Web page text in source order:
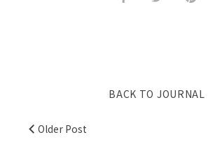
BACK TO JOURNAL
Older Post